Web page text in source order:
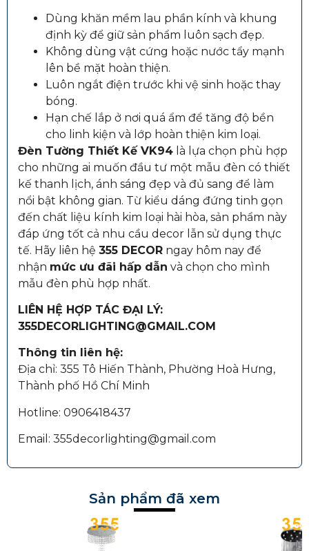
Dùng khăn mềm lau phần kính và khung
định kỳ để giữ sản phẩm luôn sạch đẹp.
Không dùng vật cứng hoặc nước tẩy mạnh
lên bề mặt hoàn thiện.
Luôn ngắt điện trước khi vệ sinh hoặc thay
bóng.
Hạn chế lắp ở nơi quá ẩm để tăng độ bền
cho linh kiện và lớp hoàn thiện kim loại.
Đèn Tường Thiết Kế VK94 là lựa chọn phù hợp
cho những ai muốn đầu tư một mẫu đèn có thiết
kế thanh lịch, ánh sáng đẹp và đủ sang để làm
nổi bật không gian. Từ kiểu dáng đứng tinh gọn
đến chất liệu kính kim loại hài hòa, sản phẩm này
đáp ứng tốt cả nhu cầu decor lẫn sử dụng thực
tế. Hãy liên hệ 355 DECOR ngay hôm nay để
nhận mức ưu đãi hấp dẫn và chọn cho mình
mẫu đèn phù hợp nhất.
LIÊN HỆ HỢP TÁC ĐẠI LÝ:
355DECORLIGHTING@GMAIL.COM
Thông tin liên hệ:
Địa chỉ: 355 Tô Hiến Thành, Phường Hoà Hưng,
Thành phố Hồ Chí Minh
Hotline: 0906418437
Email: 355decorlighting@gmail.com
Sản phẩm đã xem